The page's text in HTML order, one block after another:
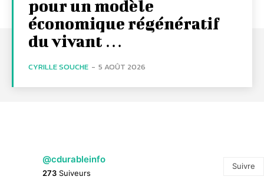
pour un modèle
économique régénératif
du vivant …
CYRILLE SOUCHE - 5 AOÛT 2026
@cdurableinfo
273 Suiveurs
Suivre